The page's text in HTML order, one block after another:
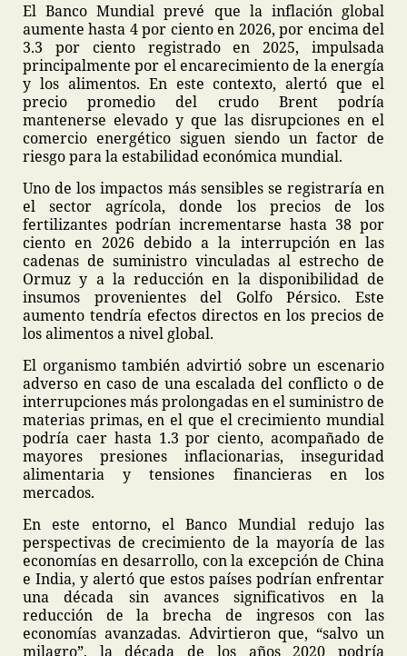
El Banco Mundial prevé que la inflación global
aumente hasta 4 por ciento en 2026, por encima del
3.3 por ciento registrado en 2025, impulsada
principalmente por el encarecimiento de la energía
y los alimentos. En este contexto, alertó que el
precio promedio del crudo Brent podría
mantenerse elevado y que las disrupciones en el
comercio energético siguen siendo un factor de
riesgo para la estabilidad económica mundial.
Uno de los impactos más sensibles se registraría en
el sector agrícola, donde los precios de los
fertilizantes podrían incrementarse hasta 38 por
ciento en 2026 debido a la interrupción en las
cadenas de suministro vinculadas al estrecho de
Ormuz y a la reducción en la disponibilidad de
insumos provenientes del Golfo Pérsico. Este
aumento tendría efectos directos en los precios de
los alimentos a nivel global.
El organismo también advirtió sobre un escenario
adverso en caso de una escalada del conflicto o de
interrupciones más prolongadas en el suministro de
materias primas, en el que el crecimiento mundial
podría caer hasta 1.3 por ciento, acompañado de
mayores presiones inflacionarias, inseguridad
alimentaria y tensiones financieras en los
mercados.
En este entorno, el Banco Mundial redujo las
perspectivas de crecimiento de la mayoría de las
economías en desarrollo, con la excepción de China
e India, y alertó que estos países podrían enfrentar
una década sin avances significativos en la
reducción de la brecha de ingresos con las
economías avanzadas. Advirtieron que, “salvo un
milagro”, la década de los años 2020 podría